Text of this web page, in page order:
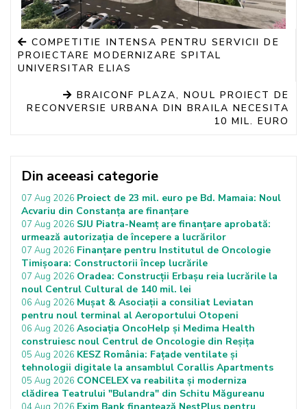
COMPETITIE INTENSA PENTRU SERVICII DE
PROIECTARE MODERNIZARE SPITAL
UNIVERSITAR ELIAS
BRAICONF PLAZA, NOUL PROIECT DE
RECONVERSIE URBANA DIN BRAILA NECESITA
10 MIL. EURO
Din aceeasi categorie
07 Aug 2026 Proiect de 23 mil. euro pe Bd. Mamaia: Noul
Acvariu din Constanța are finanțare
07 Aug 2026 SJU Piatra-Neamț are finanțare aprobată:
urmează autorizația de începere a lucrărilor
07 Aug 2026 Finanțare pentru Institutul de Oncologie
Timișoara: Constructorii încep lucrările
07 Aug 2026 Oradea: Construcții Erbașu reia lucrările la
noul Centrul Cultural de 140 mil. lei
06 Aug 2026 Mușat & Asociații a consiliat Leviatan
pentru noul terminal al Aeroportului Otopeni
06 Aug 2026 Asociația OncoHelp și Medima Health
construiesc noul Centrul de Oncologie din Reșița
05 Aug 2026 KESZ România: Fațade ventilate și
tehnologii digitale la ansamblul Corallis Apartments
05 Aug 2026 CONCELEX va reabilita și moderniza
clădirea Teatrului "Bulandra" din Schitu Măgureanu
Exim Bank finanțează NestPlus pentru